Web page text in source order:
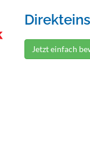
Jetzt einfach